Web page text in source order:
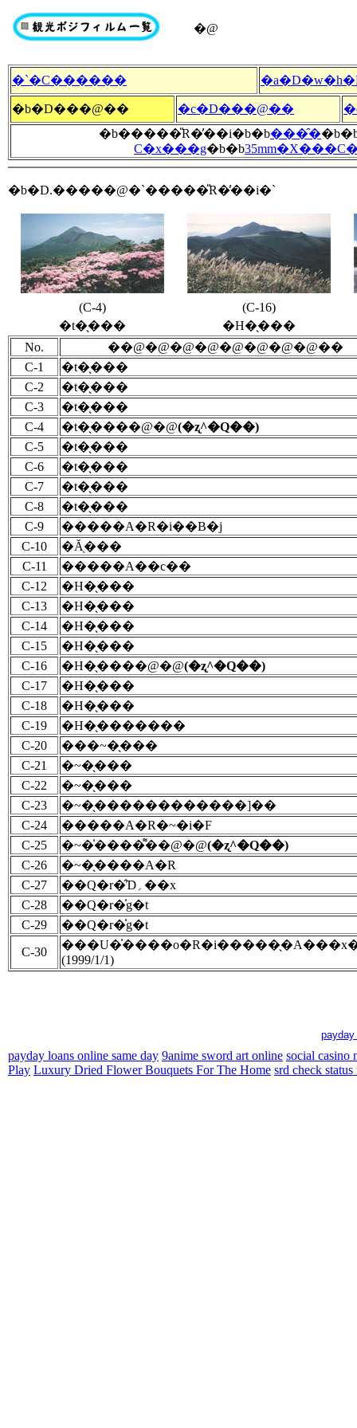
�@
�`�C������
�b�D���@�� �c�D���@��
�b�����̎R�̕��i�b�b���̑�
C�x���g�b�b
�b�D.�����@�`�����̎R�̕��i�`
(C-4)
(C-16)
�t�̖���
�H�̖���
No.
��@�@�@�@�@�@�@�@��
C-1
�t�̖���
C-2
�t�̖���
C-3
�t�̖���
C-4
�t�̖����@�@(�ʐ^�Q��)
C-5
�t�̖���
C-6
�t�̖���
C-7
�t�̖���
C-8
�t�̖���
C-9
�����A�R�i��B�j
C-10
�Ă̖���
C-11
�����A��c��
C-12
�H�̖���
C-13
�H�̖���
C-14
�H�̖���
C-15
�H�̖���
C-16
�H�̖����@�@(�ʐ^�Q��)
C-17
�H�̖���
C-18
�H�̖���
C-19
�H�̖�������
C-20
���~�̖���
C-21
�~�̖���
C-22
�~�̖���
C-23
�~�̖������������]��
C-24
�����A�R�~�i�F
C-25
�~�̍����͌��@�@(�ʐ^�Q��)
C-26
�~�̖����A�R
C-27
��Q�r�̂Ɗ؍��x
C-28
��Q�r�̍g�t
C-29
��Q�r�̍g�t
C-30
(1999/1/1)
payday loans online same day 9anime sword art online social casino
Play Luxury Dried Flower Bouquets For The Home srd check status